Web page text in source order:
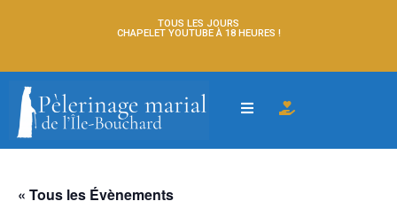
TOUS LES JOURS
CHAPELET YOUTUBE À 18 HEURES !
« Tous les Évènements